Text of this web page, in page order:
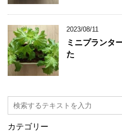
2023/08/11
ミニプランタ
た
カテゴリー